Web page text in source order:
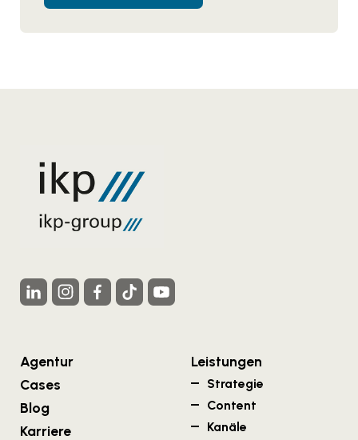
Agentur
Cases
Blog
Karriere
Leistungen
Strategie
Content
Kanäle